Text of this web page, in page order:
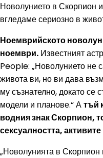
Новолунието в Скорпион
вгледаме сериозно в
Ноемврийското
ноември. Известният
People: „Новолунието не
живота ви, но ви дава
му съзнателно, докато се
модели и планове.“ Атъй
водния знак Скорпион,
сексуалността,
„Новолунията в